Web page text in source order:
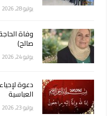
يوليو 28, 2026
وفاة
صالح)
يوليو 24, 2026
دعوة
العباسية
يوليو 23, 2026